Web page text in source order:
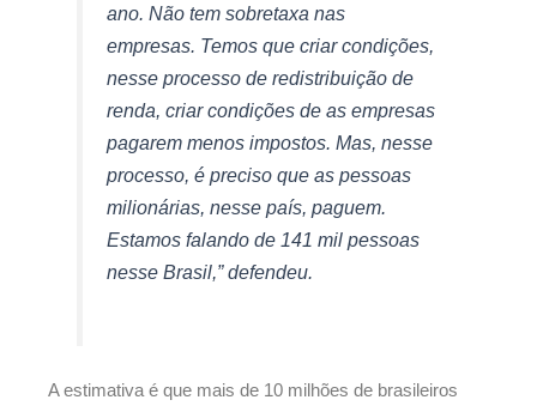
ano. Não tem sobretaxa nas
empresas. Temos que criar condições,
nesse processo de redistribuição de
renda, criar condições de as empresas
pagarem menos impostos. Mas, nesse
processo, é preciso que as pessoas
milionárias, nesse país, paguem.
Estamos falando de 141 mil pessoas
nesse Brasil,” defendeu.
A estimativa é que mais de 10 milhões de brasileiros